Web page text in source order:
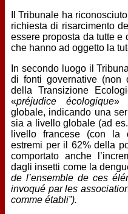
Il Tribunale ha
richiesta di risarcimento
essere proposta da tutte e
che hanno ad oggetto la
In secondo luogo il
di fonti governative (non
della Transizione
«préjudice écologique»
globale, indicando una
sia a livello globale (ad
livello francese (con la
estremi per il 62% della
comportato anche
dagli insetti come la
de l’ensemble de ces
invoqué par les
comme établi”).